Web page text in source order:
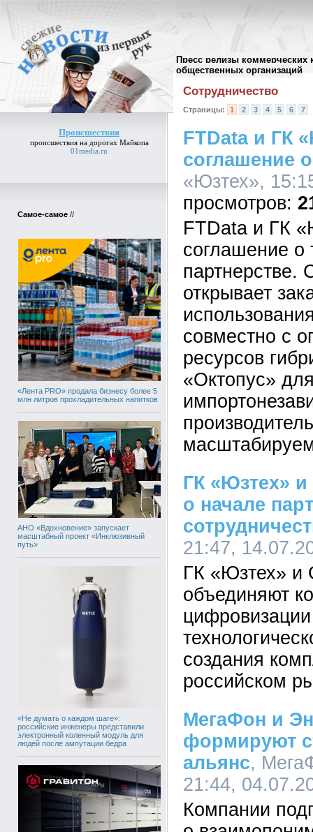
Пресс релизы коммерческих
общественных организаций
Происшествия
происшествияна дорогах Майкопа
01media.ru
Самое-самое //
«Лента PRO» продала бизнесу более 5
млн литров прохладительных напитков
АНО «Вдохновение» запускает
масштабный проект «Инклюзивный
путь»
«Не думать о каждом шаге»:
российские инженеры представили
электронный коленный модуль для
людей после ампутации бедра
Архив пресс-релизов//
Сотрудничество
Страницы: 1 2 3 4 5 6 7
FTData и ГК
соглашение
«Юзтех»,
FTData и ГК
соглашение о
партнерстве.
открывает
совместно с
ресурсов
«Октопус»
ГК «Юзтех»
о начале
21:47,
ГК «Юзтех»
объединяют
создания
российском
МегаФон и
формируют
альянс,
21:44,
Компании